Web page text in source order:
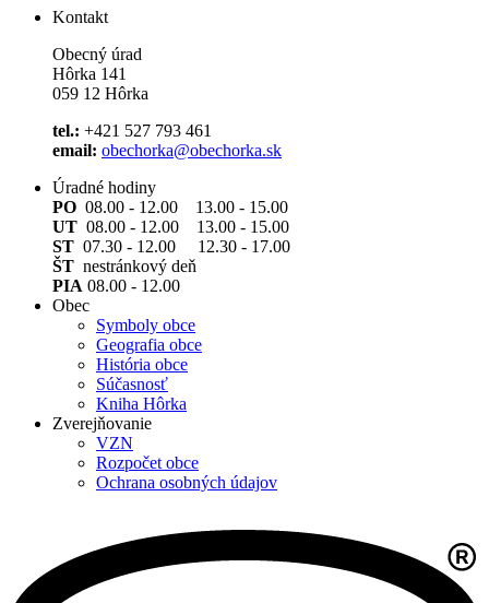
Kontakt
Obecný úrad
Hôrka 141
059 12 Hôrka
tel.: +421 527 793 461
email: obechorka@obechorka.sk
Úradné hodiny
PO 08.00 - 12.00 13.00 - 15.00
UT 08.00 - 12.00 13.00 - 15.00
ST 07.30 - 12.00 12.30 - 17.00
ŠT nestránkový deň
PIA 08.00 - 12.00
Obec
Symboly obce
Geografia obce
História obce
Súčasnosť
Kniha Hôrka
Zverejňovanie
VZN
Rozpočet obce
Ochrana osobných údajov